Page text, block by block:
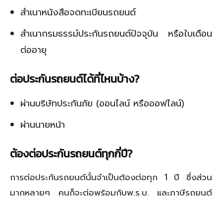
สำเนาหนังสือจดทะเบียนรถยนต์
สำเนากรมธรรม์ประกันรถยนต์ปัจจุบัน หรือใบเดือน
ต่ออายุ
ต่อประกันรถยนต์ได้ที่ไหนบ้าง?
ผ่านบริษัทประกันภัย (ออนไลน์ หรือออฟไลน์)
ผ่านนายหน้า
ต้องต่อประกันรถยนต์ทุกกี่ปี?
การต่อประกันรถยนต์นั้นจำเป็นต้องต่อทุก 1 ปี ซึ่งส่วน
มากหลายๆ คนก็จะต่อพร้อมกับพ.ร.บ. และภาษีรถยนต์